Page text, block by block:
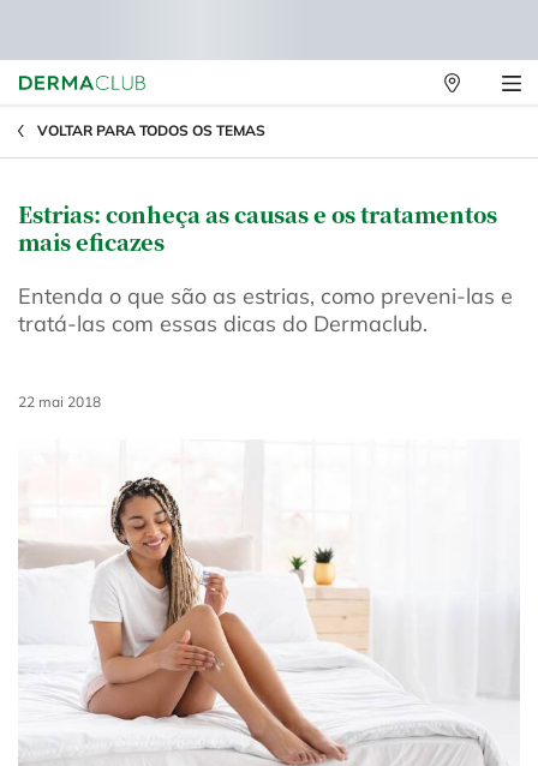
Lojas
VOLTAR PARA TODOS OS TEMAS
Estrias: conheça as causas e os tratamentos
mais eficazes
Entenda o que são as estrias, como preveni-las e
tratá-las com essas dicas do Dermaclub.
Creation Date:
22 mai 2018
Update Date: